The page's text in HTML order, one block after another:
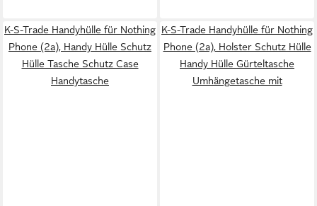
K-S-Trade Handyhülle für Nothing
Phone (2a), Handy Hülle Schutz
Hülle Tasche Schutz Case
Handytasche
K-S-Trade Handyhülle für Nothing
Phone (2a), Holster Schutz Hülle
Handy Hülle Gürteltasche
Umhängetasche mit